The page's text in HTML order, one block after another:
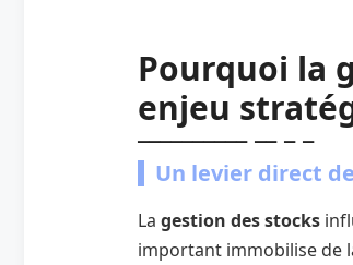
Pourquoi la
enjeu
Un levier direct
La gestion des stocks
important immobilise de